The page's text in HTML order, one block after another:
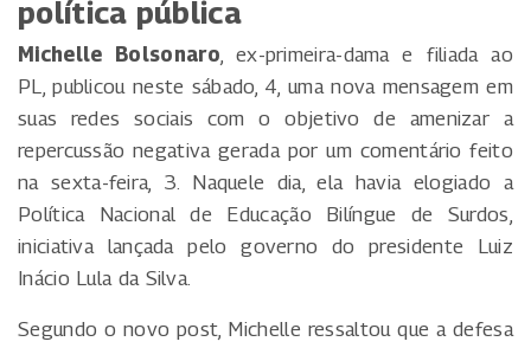
política pública
Michelle Bolsonaro, ex-primeira-dama e filiada ao
PL, publicou neste sábado, 4, uma nova mensagem em
suas redes sociais com o objetivo de amenizar a
repercussão negativa gerada por um comentário feito
na sexta-feira, 3. Naquele dia, ela havia elogiado a
Política Nacional de Educação Bilíngue de Surdos,
iniciativa lançada pelo governo do presidente Luiz
Inácio Lula da Silva.
Segundo o novo post, Michelle ressaltou que a defesa